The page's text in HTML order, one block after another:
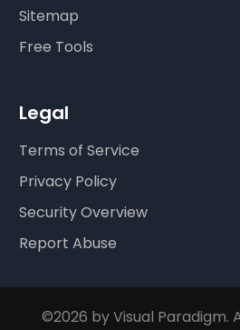
Sitemap
Free Tools
Legal
Terms of Service
Privacy Policy
Security Overview
Report Abuse
©2026 by Visual Paradigm.